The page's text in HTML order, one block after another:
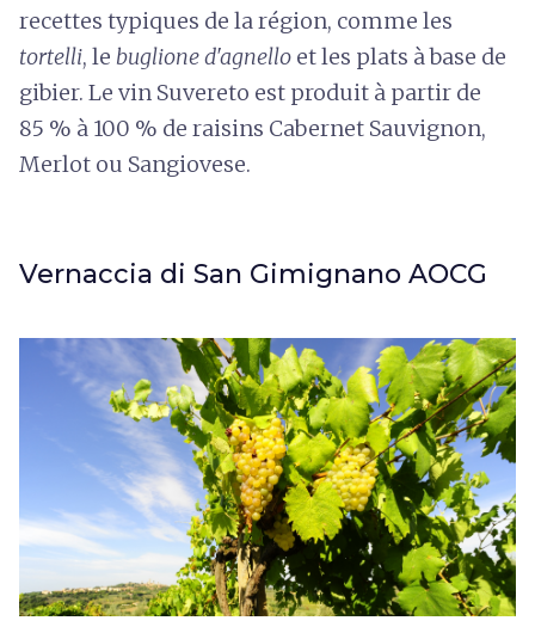
recettes typiques de la région, comme les
tortelli, le buglione d'agnello et les plats à base de
gibier. Le vin Suvereto est produit à partir de
85 % à 100 % de raisins Cabernet Sauvignon,
Merlot ou Sangiovese.
Vernaccia di San Gimignano AOCG